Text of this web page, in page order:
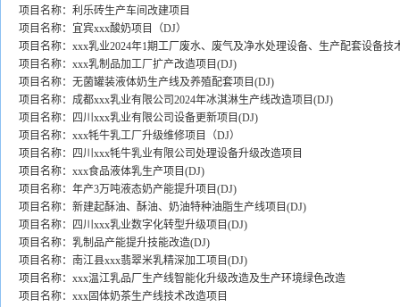
项目名称：利乐砖生产车间改建项目
项目名称：宜宾xxx酸奶项目（DJ）
项目名称：xxx乳业2024年1期工厂废水、废气及净水处理设备、生产配套设备技
项目名称：xxx乳制品加工厂扩产改造项目(DJ)
项目名称：无菌罐装液体奶生产线及养殖配套项目(DJ)
项目名称：成都xxx乳业有限公司2024年冰淇淋生产线改造项目(DJ)
项目名称：四川xxx乳业有限公司设备更新项目(DJ)
项目名称：xxx牦牛乳工厂升级维修项目（DJ）
项目名称：四川xxx牦牛乳业有限公司处理设备升级改造项目
项目名称：xxx食品液体乳生产项目(DJ)
项目名称：年产3万吨液态奶产能提升项目(DJ)
项目名称：新建起酥油、酥油、奶油特种油脂生产线项目(DJ)
项目名称：四川xxx乳业数字化转型升级项目(DJ)
项目名称：乳制品产能提升技能改造(DJ)
项目名称：南江县xxx翡翠米乳精深加工项目(DJ)
项目名称：xxx温江乳品厂生产线智能化升级改造及生产环境绿色改造
项目名称：xxx固体奶茶生产线技术改造项目